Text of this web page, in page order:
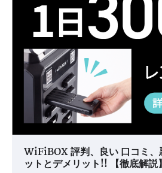
WiFiBOX 評判、良い 口コミ、
ットとデメリット!! 【徹底解説】